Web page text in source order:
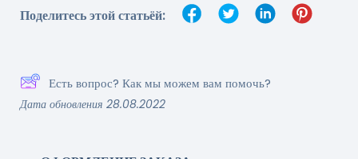
Поделитесь этой статьёй:
Есть вопрос? Как мы можем вам помочь?
Дата обновления 28.08.2022